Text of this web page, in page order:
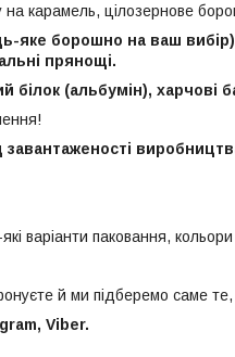
карамель, цілозернове
яке борошно на ваш
прянощі.
білок (альбумін), харчові
варіанти паковання,
й ми підберемо саме
Viber.